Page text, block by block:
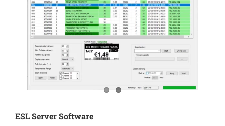
ESL Server Software